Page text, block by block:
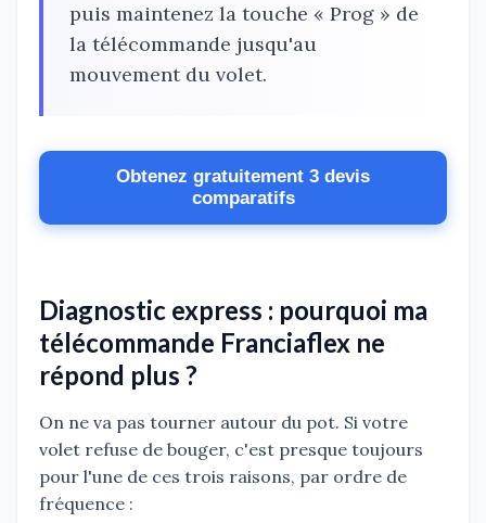
puis maintenez la touche « Prog » de
la télécommande jusqu'au
mouvement du volet.
Obtenez gratuitement 3 devis
comparatifs
Diagnostic express : pourquoi ma
télécommande Franciaflex ne
répond plus ?
On ne va pas tourner autour du pot. Si votre
volet refuse de bouger, c'est presque toujours
pour l'une de ces trois raisons, par ordre de
fréquence :